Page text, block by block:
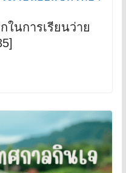
ในการเรียนว่าย